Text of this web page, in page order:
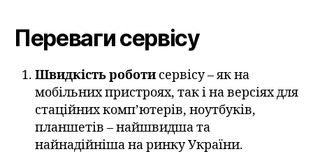
Переваги сервісу
Швидкість роботисервісу – як на
мобільних пристроях, так і на версіях для
стаційних комп’ютерів, ноутбуків,
планшетів – найшвидша та
найнадійніша на ринку України.